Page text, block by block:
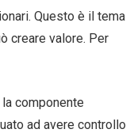
Questo è il tema
creare valore. Per
componente
ad avere controllo